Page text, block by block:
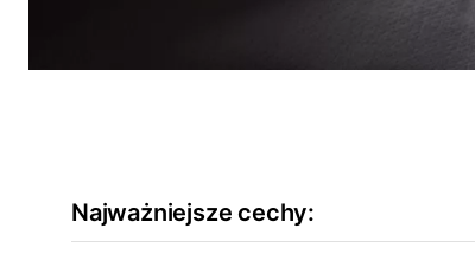
Najważniejsze cechy: